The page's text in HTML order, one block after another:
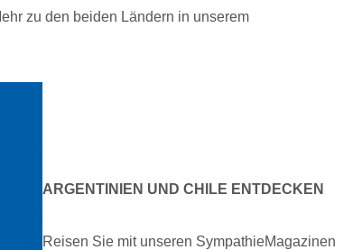
zu den beiden Ländern in unserem
ARGENTINIEN UND CHILE ENTDECKEN
Reisen Sie mit unseren SympathieMagazinen